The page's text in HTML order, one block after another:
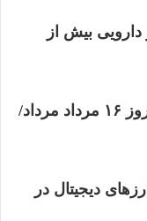
دارویی بیش از
قیمت سکه‌و‌طلا‌ امروز ۱۶ مرداد مرداد/
دیجیتال در